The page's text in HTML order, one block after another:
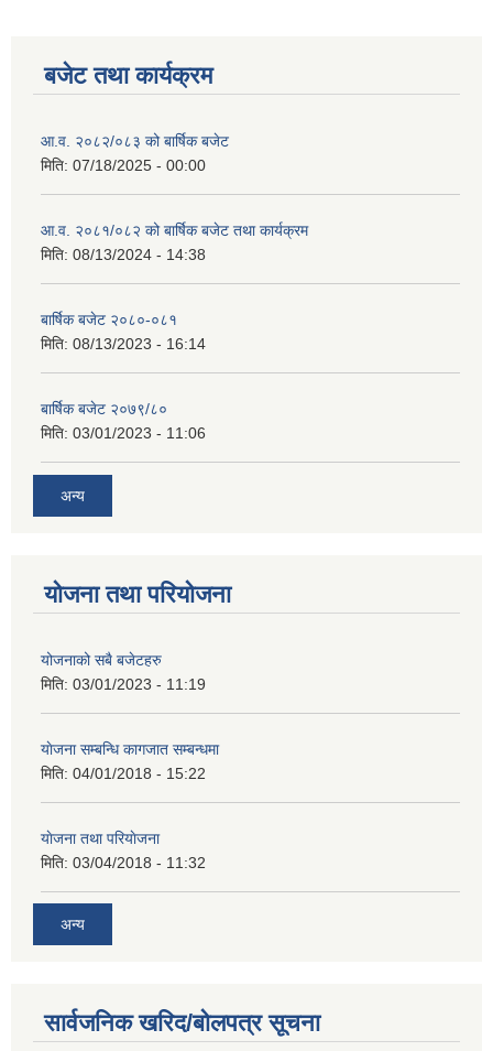
बजेट तथा कार्यक्रम
आ.व. २०८२/०८३ को बार्षिक बजेट
मिति: 07/18/2025 - 00:00
आ.व. २०८१/०८२ को बार्षिक बजेट तथा कार्यक्रम
मिति: 08/13/2024 - 14:38
बार्षिक बजेट २०८०-०८१
मिति: 08/13/2023 - 16:14
बार्षिक बजेट २०७९/८०
मिति: 03/01/2023 - 11:06
अन्य
योजना तथा परियोजना
योजनाको सबै बजेटहरु
मिति: 03/01/2023 - 11:19
याेजना सम्बन्धि कागजात सम्बन्धमा
मिति: 04/01/2018 - 15:22
याेजना तथा परियाेजना
मिति: 03/04/2018 - 11:32
अन्य
सार्वजनिक खरिद/बोलपत्र सूचना